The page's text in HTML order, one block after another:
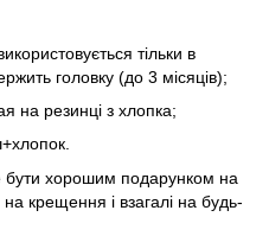
тільки в
головку (до 3 місяців);
на резинці з хлопка;
бути хорошим подарунком на
крещення і взагалі на будь-